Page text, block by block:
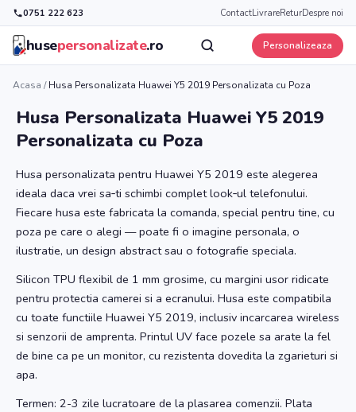
0751 222 623 ContactLivrareReturDespre noi
husepersonalizate.ro Personalizeaza
Acasa /Husa Personalizata Huawei Y5 2019 Personalizata cu Poza
Husa Personalizata Huawei Y5 2019
Personalizata cu Poza
Husa personalizata pentru Huawei Y5 2019 este alegerea
ideala daca vrei sa‑ti schimbi complet look‑ul telefonului.
Fiecare husa este fabricata la comanda, special pentru tine, cu
poza pe care o alegi — poate fi o imagine personala, o
ilustratie, un design abstract sau o fotografie speciala.
Silicon TPU flexibil de 1 mm grosime, cu margini usor ridicate
pentru protectia camerei si a ecranului. Husa este compatibila
cu toate functiile Huawei Y5 2019, inclusiv incarcarea wireless
si senzorii de amprenta. Printul UV face pozele sa arate la fel
de bine ca pe un monitor, cu rezistenta dovedita la zgarieturi si
apa.
Termen: 2-3 zile lucratoare de la plasarea comenzii. Plata